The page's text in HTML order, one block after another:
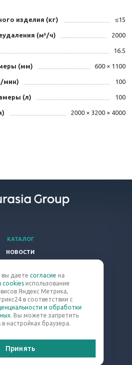
изделия (кг) ≤15
(м³/ч) 2000
16.5
(мм) 600 × 1100
мин) 100
(л) 100
2000 × 3200 × 4000
права защищены.
КАТАЛОГ
НОВОСТИ
КОМПАНИЯ
КОНТАКТЫ
301-63-60
blast@eq-mail.ru
вы даете согласие на
cookies использование
Яндекс Метрика,
в соответствии с
и обработки
. Вы можете запретить
настройках браузера.
Принять